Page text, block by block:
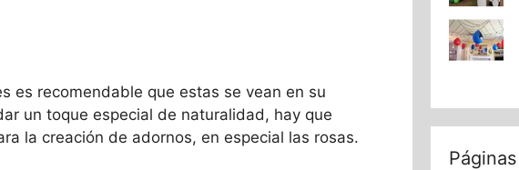
es recomendable que estas se vean en su
un toque especial de naturalidad, hay que
la creación de adornos, en especial las rosas.
Páginas